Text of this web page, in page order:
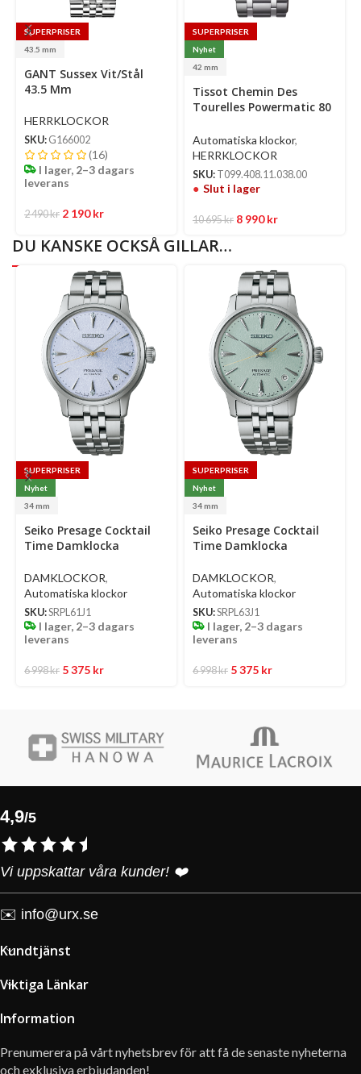
SUPERPRISER
43.5 mm
options
GANT Sussex Vit/Stål
43.5 Mm
HERRKLOCKOR
SKU: G166002
(16)
I lager, 2–3 dagars
leverans
2 490kr 2 190kr
SUPERPRISER
Nyhet
42 mm
Tissot Chemin Des
Tourelles Powermatic 80
Silverfärgad Urtavla Med
Armband I Rostfritt Stål
Automatiska klockor,
HERRKLOCKOR
SKU: T099.408.11.038.00
Slut i lager
10 695kr 8 990kr
DU KANSKE OCKSÅ GILLAR…
SUPERPRISER
Nyhet
34 mm
Select
options
Seiko Presage Cocktail
Time Damklocka
Ljusblå Urtavla Med
Diamanter Och Stållänk
DAMKLOCKOR,
Automatiska klockor
SKU:SRPL61J1
I lager, 2–3 dagars
leverans
6 998kr 5 375 kr
SUPERPRISER
Nyhet
34 mm
Select
options
Seiko Presage Cocktail
Time Damklocka
Ljusgrön Urtavla Med
Diamanter Och Stållänk
DAMKLOCKOR,
Automatiska klockor
SKU:SRPL63J1
I lager, 2–3 dagars
leverans
6 998kr 5 375 kr
4,9/5
Vi uppskattar våra kunder! ❤️
✉️ info@urx.se
Kundtjänst
Viktiga Länkar
Information
Prenumerera på vårt nyhetsbrev för att få de senaste nyheterna
och exklusiva erbjudanden!